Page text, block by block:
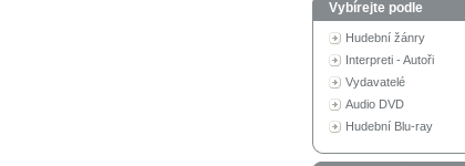
Vybírejte podle
Hudební žánry
Interpreti - Autoři
Vydavatelé
Audio DVD
Hudební Blu-ray